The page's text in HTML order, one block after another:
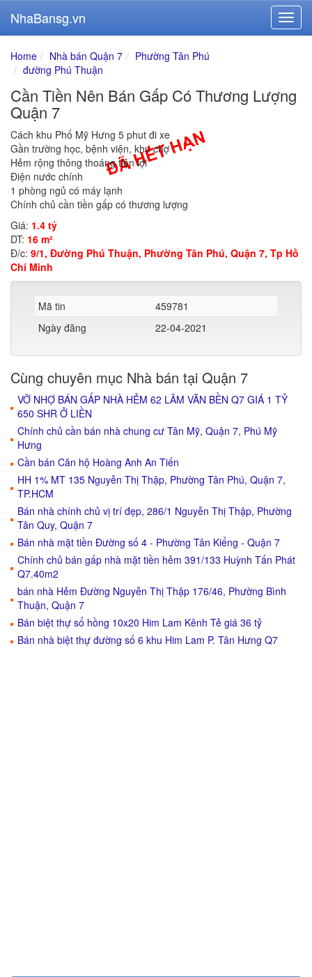
NhaBansg.vn
Home Nhà bán Quận 7
Phường Tân Phú
đường Phú Thuận
Cần Tiền Nên Bán Gấp Có Thương Lượng
Quận 7
Cách khu Phố Mỹ Hưng 5 phut đi xe
Gần trường học, bệnh viện, khu chợ
Hẻm rộng thông thoáng tiện lợi
Điện nước chính
1 phòng ngủ có máy lạnh
Chính chủ cần tiền gấp có thương lượng
Giá: 1.4 tỷ
DT: 16 m²
Đ/c: 9/1, Đường Phú Thuận, Phường Tân Phú, Quận 7, Tp Hồ
Chí Minh
Mã tin
459781
Ngày đăng
22-04-2021
Cùng chuyên mục Nhà bán tại Quận 7
VỠ NHỢ BÁN GẤP NHÀ HẺM 62 LÂM VĂN BỀN Q7 GIÁ 1 TỶ
650 SHR Ở LIỀN
Chính chủ cần bán nhà chung cư Tân Mỹ, Quận 7, Phú Mỹ
Hưng
Cần bán Căn hộ Hoàng Anh An Tiến
HH 1% MT 135 Nguyễn Thị Thập, Phường Tân Phú, Quận 7,
TP.HCM
Bán nhà chính chủ vị trí đẹp, 286/1 Nguyễn Thị Thập, Phường
Tân Quy, Quận 7
Bán nhà mặt tiền Đường số 4 - Phường Tân Kiểng - Quận 7
Chính chủ bán gấp nhà mặt tiền hẻm 391/133 Huỳnh Tấn Phát
Q7.40m2
bán nhà Hẻm Đường Nguyễn Thị Thập 176/46, Phường Bình
Thuận, Quận 7
Bán biệt thự sổ hồng 10x20 Him Lam Kênh Tẻ giá 36 tỷ
Bán nhà biệt thự đường số 6 khu Him Lam P. Tân Hưng Q7